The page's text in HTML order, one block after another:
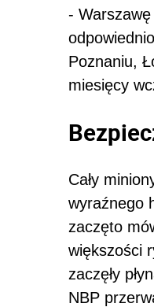
-
Poznaniu,
miesięcy
Cały
wyraźnego
zaczęto
większości
zaczęły
NBP